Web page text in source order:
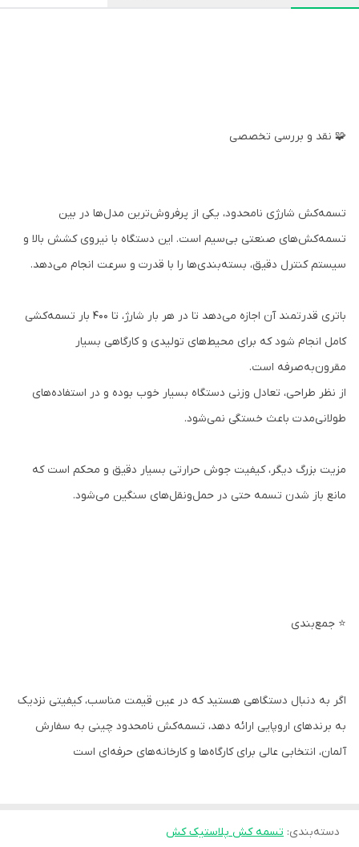
🧩 نقد و بررسی تخصصی
تسمه‌کش شارژی نامحدود، یکی از پرفروش‌ترین مدل‌ها در بین
تسمه‌کش‌های صنعتی بی‌سیم است. این دستگاه با نیروی کشش بالا و
سیستم کنترل دقیق، بسته‌بندی‌ها را با قدرت و سرعت انجام می‌دهد.
باتری قدرتمند آن اجازه می‌دهد تا در هر بار شارژ، تا ۴۰۰ بار تسمه‌کشی
کامل انجام شود که برای محیط‌های تولیدی و کارگاهی بسیار
مقرون‌به‌صرفه است.
از نظر طراحی، تعادل وزنی دستگاه بسیار خوب بوده و در استفاده‌های
طولانی‌مدت باعث خستگی نمی‌شود.
مزیت بزرگ دیگر، کیفیت جوش حرارتی بسیار دقیق و محکم است که
مانع باز شدن تسمه حتی در حمل‌ونقل‌های سنگین می‌شود.
⭐ جمع‌بندی
اگر به دنبال دستگاهی هستید که در عین قیمت مناسب، کیفیتی نزدیک
به برندهای اروپایی ارائه دهد، تسمه‌کش نامحدود چینی به سفارش
آلمان، انتخابی عالی برای کارگاه‌ها و کارخانه‌های حرفه‌ای است
دسته‌بندی: تسمه کش پلاستیک کش